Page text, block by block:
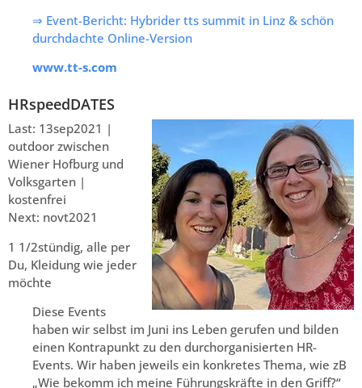
⇒ Event-Bericht: Hybrider tts summit in Linz & schön
durchdachte Online-Version
www.tt-s.com
HRspeedDATES
Last: 13sep2021 |
outdoor zwischen
Wiener Hofburg und
Volksgarten |
kostenfrei
Next: novt2021
1 1/2stündig, alle per
Du, Kleidung wie jeder
möchte
Diese Events
haben wir selbst im Juni ins Leben gerufen und bilden
einen Kontrapunkt zu den durchorganisierten HR-
Events. Wir haben jeweils ein konkretes Thema, wie zB
„Wie bekomm ich meine Führungskräfte in den Griff?“